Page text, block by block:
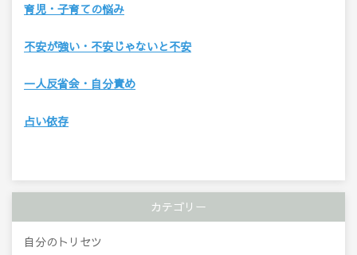
育児・子育ての悩み
不安が強い・不安じゃないと不安
一人反省会・自分責め
占い依存
カテゴリー
自分のトリセツ